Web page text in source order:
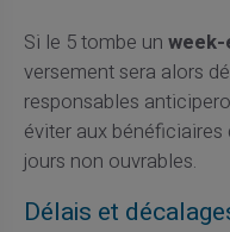
Si le 5 tombe un week-
versement sera alors
responsables
éviter aux
jours non ouvrables.
Délais et